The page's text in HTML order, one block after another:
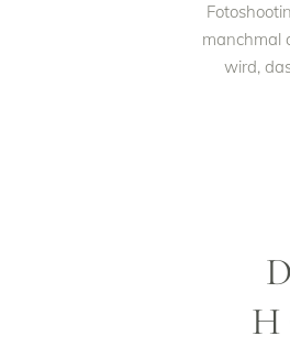
manchmal
wird,